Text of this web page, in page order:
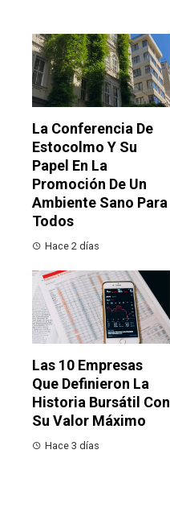
La Conferencia De
Estocolmo Y Su
Papel En La
Promoción De Un
Ambiente Sano Para
Todos
Hace 2 días
Las 10 Empresas
Que Definieron La
Historia Bursátil Con
Su Valor Máximo
Hace 3 días